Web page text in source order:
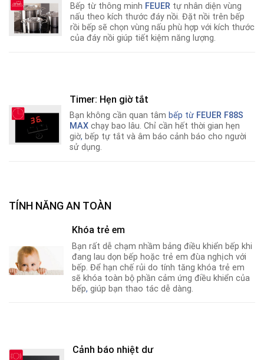
Bếp từ thông minh FEUER tự nhân diện vùng
nấu theo kích thước đáy nồi. Đặt nồi trên bếp
rồi bếp sẽ chọn vùng nấu phù hợp với kích thước
của đáy nồi giúp tiết kiệm năng lượng.
Timer: Hẹn giờ tắt
Bạn không cần quan tâm bếp từ FEUER F88S
MAX chạy bao lâu. Chỉ cần hết thời gian hẹn
giờ, bếp tự tắt và âm báo cảnh báo cho người
sử dụng.
TÍNH NĂNG AN TOÀN
Khóa trẻ em
Bạn rất dễ chạm nhầm bảng điều khiển bếp khi
đang lau dọn bếp hoặc trẻ em đùa nghịch với
bếp. Để hạn chế rủi do tính tăng khóa trẻ em
sẽ khóa toàn bộ phần cảm ứng điều khiển của
bếp, giúp bạn thao tác dễ dàng.
Cảnh báo nhiệt dư